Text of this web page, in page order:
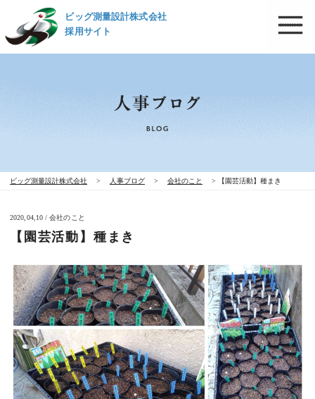
ビッグ測量設計株式会社
採用サイト
ビッグ測量設計株式会社 > 人事ブログ > 会社のこと > 【園芸活動】種まき
2020,04,10 / 会社のこと
【園芸活動】種まき